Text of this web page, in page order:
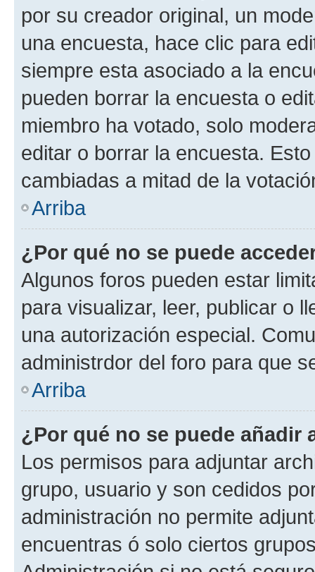
por su creador original, un
una encuesta, hace clic para
siempre esta asociado a la
pueden borrar la encuesta o
miembro ha votado, solo
editar o borrar la encuesta.
cambiadas a mitad de la
Arriba
¿Por qué no se puede
Algunos foros pueden estar
para visualizar, leer, publicar o
una autorización especial.
administrdor del foro para que
Arriba
¿Por qué no se puede añadir
Los permisos para adjuntar
grupo, usuario y son cedidos
administración no permite
encuentras ó solo ciertos